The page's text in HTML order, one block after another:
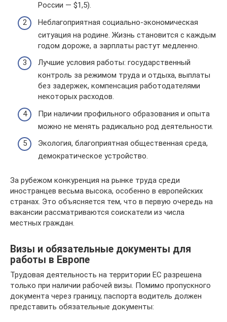
России — $1,5).
Неблагоприятная социально-экономическая
ситуация на родине. Жизнь становится с каждым
годом дороже, а зарплаты растут медленно.
Лучшие условия работы: государственный
контроль за режимом труда и отдыха, выплаты
без задержек, компенсация работодателями
некоторых расходов.
При наличии профильного образования и опыта
можно не менять радикально род деятельности.
Экология, благоприятная общественная среда,
демократическое устройство.
За рубежом конкуренция на рынке труда среди
иностранцев весьма высока, особенно в европейских
странах. Это объясняется тем, что в первую очередь на
вакансии рассматриваются соискатели из числа
местных граждан.
Визы и обязательные документы для
работы в Европе
Трудовая деятельность на территории ЕС разрешена
только при наличии рабочей визы. Помимо пропускного
документа через границу, паспорта водитель должен
представить обязательные документы: